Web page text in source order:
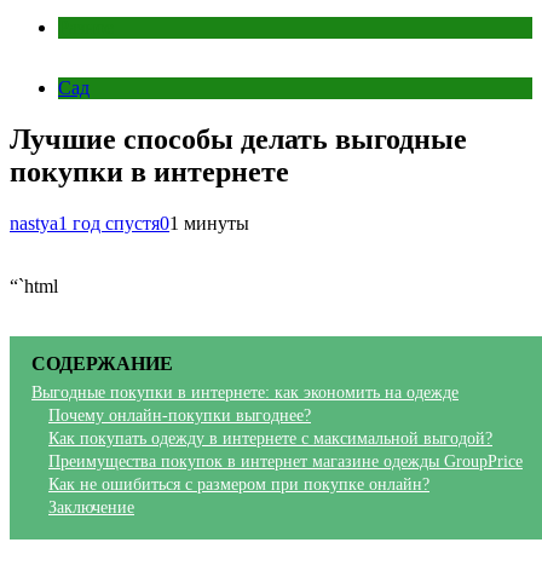
Сад
Лучшие способы делать выгодные
покупки в интернете
nastya1 год спустя01 минуты
“`html
СОДЕРЖАНИЕ
Выгодные покупки в интернете: как экономить на одежде
Почему онлайн-покупки выгоднее?
Как покупать одежду в интернете с максимальной выгодой?
Преимущества покупок в интернет магазине одежды GroupPrice
Как не ошибиться с размером при покупке онлайн?
Заключение